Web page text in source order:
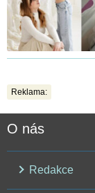
Reklama:
O nás
Redakce